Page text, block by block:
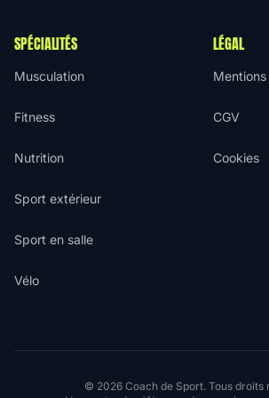
SPÉCIALITÉS
Musculation
Fitness
Nutrition
Sport extérieur
Sport en salle
Vélo
LÉGAL
CGV
Cookies
© 2026 Coach de Sport. Tous droits